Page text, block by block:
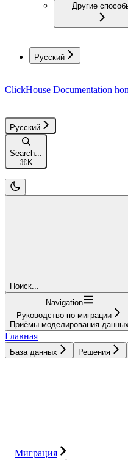
Другие
Русский
ClickHouse Documentation
Русский
Search...
⌘ K
Поиск...
Navigation
Руководство по миграции
Приёмы моделирования данных
Главная
База данных Решения
Миграция